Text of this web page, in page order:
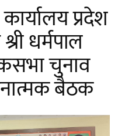
प्रदेश
धर्मपाल
चुनाव
बैठक